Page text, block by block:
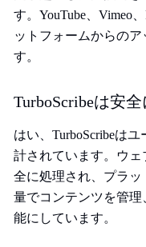
す。YouTube、Vimeo
ットフォームからの
す。
TurboScribeは安
はい、TurboScribeは
計されています。ウ
全に処理され、プラ
量でコンテンツを管
能にしています。